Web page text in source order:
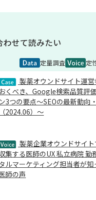
わせて読みたい
定量調査 定
製薬オウンドサイト運
おくべき、Google検索品質評
ン3つの要点～SEOの最新動向
（2024.06）～
製薬企業オウンドサイ
集する医師のUX 私立病院
ルマーケティング担当者が知
師の声